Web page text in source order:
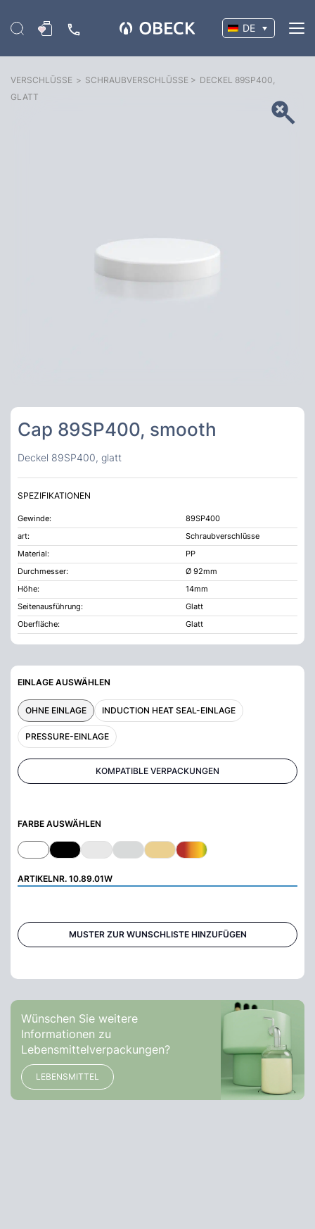
DE
VERSCHLÜSSE > SCHRAUBVERSCHLÜSSE > DECKEL 89SP400,
GLATT
Cap 89SP400, smooth
Deckel 89SP400, glatt
SPEZIFIKATIONEN
Gewinde:
89SP400
art:
Schraubverschlüsse
Material:
PP
Durchmesser:
Ø 92mm
Höhe:
14mm
Seitenausführung:
Glatt
Oberfläche:
Glatt
EINLAGE AUSWÄHLEN
OHNE EINLAGE INDUCTION HEAT SEAL-EINLAGE
PRESSURE-EINLAGE
KOMPATIBLE VERPACKUNGEN
FARBE AUSWÄHLEN
ARTIKELNR. 10.89.01W
MUSTER ZUR WUNSCHLISTE HINZUFÜGEN
Wünschen Sie weitere
Informationen zu
Lebensmittelverpackungen?
LEBENSMITTEL